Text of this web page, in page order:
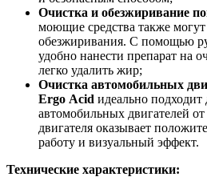
Очистка и обезжиривание
моющие средства также могут
обезжиривания. С помощью
удобно нанести препарат на
легко удалить жир;
Очистка автомобильных
Ergo Acid идеально подходит
автомобильных двигателей
двигателя оказывает
работу и визуальный эффект.
Технические характеристики: